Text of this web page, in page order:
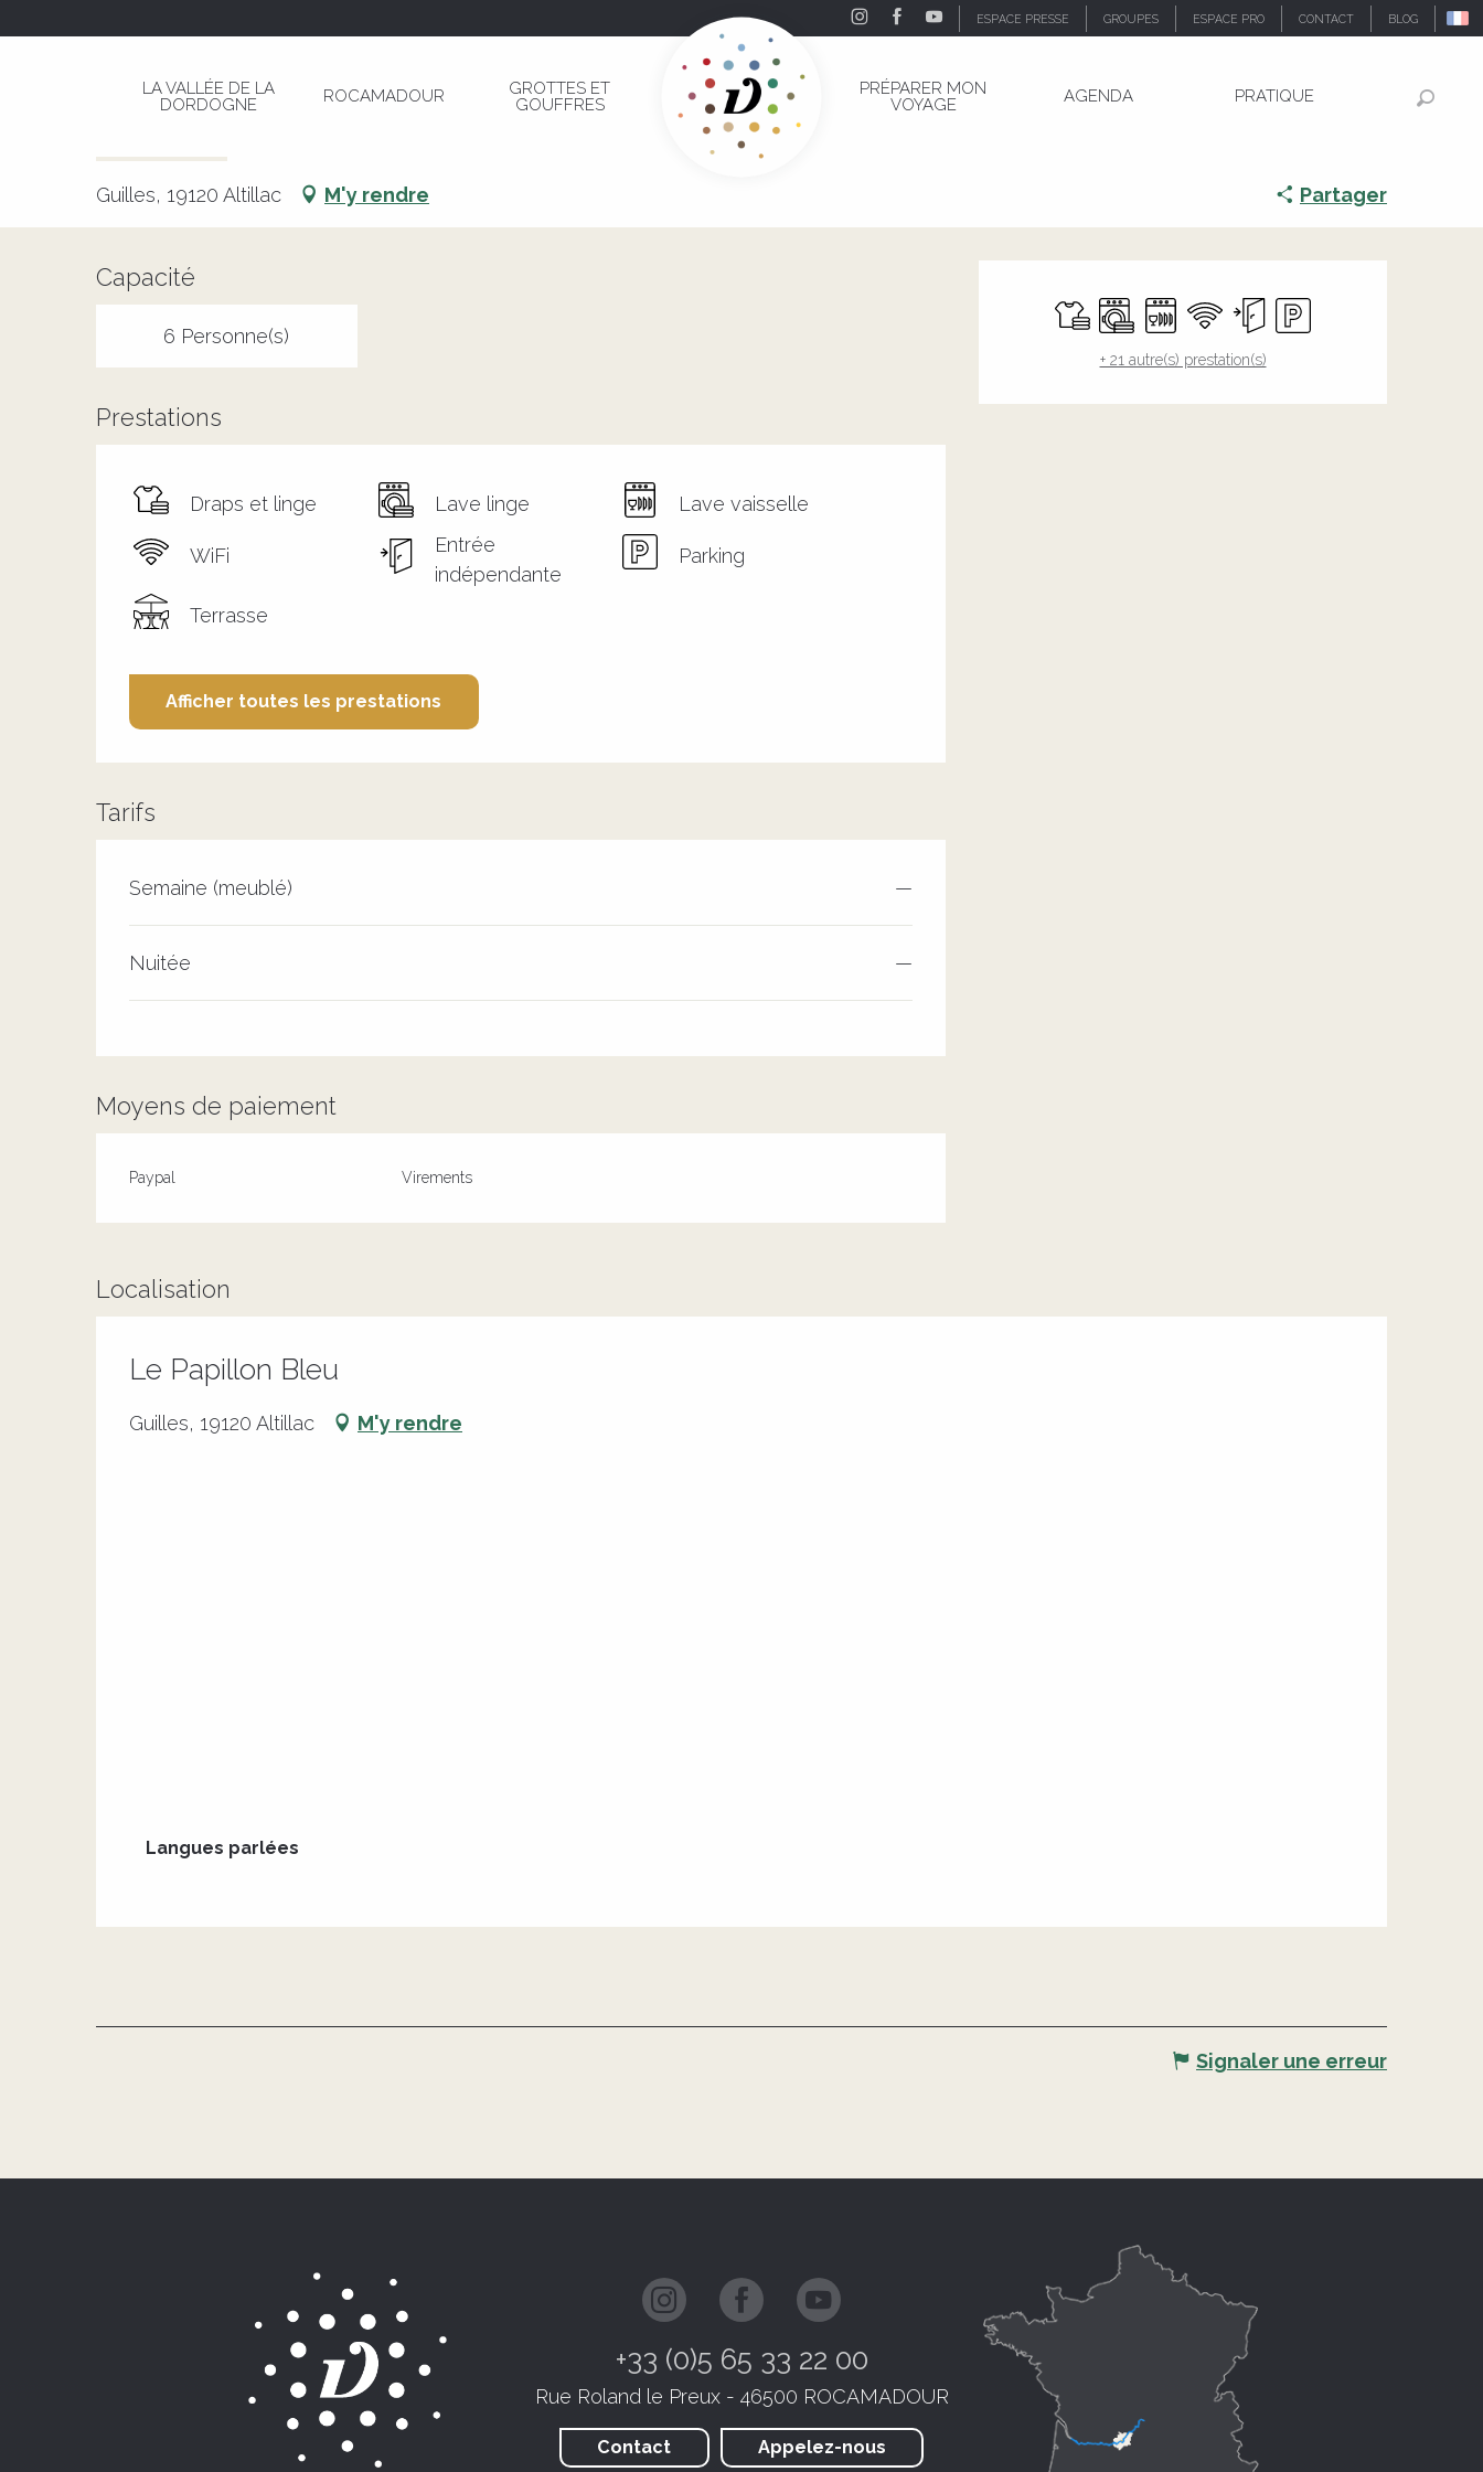
ESPACE PRESSE GROUPES ESPACE PRO CONTACT BLOG
LA VALLÉE DE LA
DORDOGNE
ROCAMADOUR
GROTTES ET
GOUFFRES
PRÉPARER MON
VOYAGE
AGENDA PRATIQUE
Le Papillon Bleu
Guilles, 19120 Altillac M'y rendre Partager
Draps et linge
Lave lingeLave vaisselle
WiFi Entrée indépendante
Parking
+ 21 autre(s) prestation(s)
Capacité
6 Personne(s)
Prestations
Draps et linge Lave linge Lave vaisselle
WiFi
Entrée
indépendante
Parking
Terrasse
Afficher toutes les prestations
Tarifs
Tarifs 2026
Semaine (meublé) —
Nuitée —
Moyens de paiement
Paypal Virements
Localisation
Le Papillon Bleu
Guilles, 19120 Altillac M'y rendre
Langues parlées
Langues parlées
Signaler une erreur
+33 (0)5 65 33 22 00
Rue Roland le Preux - 46500 ROCAMADOUR
Contact Appelez-nous